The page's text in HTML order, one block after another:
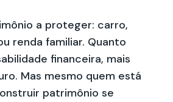
a proteger: carro,
renda familiar. Quanto
financeira, mais
Mas mesmo quem está
patrimônio se